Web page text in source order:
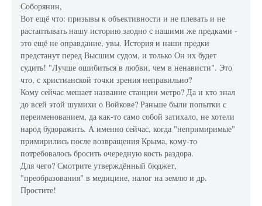
Соборянин,
Вот ещё что: призывы к объективности и не плевать и не
растаптывать нашу историю заодно с нашими же предками -
это ещё не оправдание, увы. История и наши предки
предстанут перед Высшим судом, и только Он их будет
судить! "Лучше ошибиться в любви, чем в ненависти". Это
что, с христианской точки зрения неправильно?
Кому сейчас мешает название станции метро? Да и кто знал
до всей этой шумихи о Войкове? Раньше были попытки с
переименованием, да как-то само собой затихало, не хотели
народ будоражить. А именно сейчас, когда "непримиримые"
примирились после возвращения Крыма, кому-то
потребовалось бросить очередную кость раздора.
Для чего? Смотрите утверждённый бюджет,
"преобразования" в медицине, налог на землю и др.
Простите!